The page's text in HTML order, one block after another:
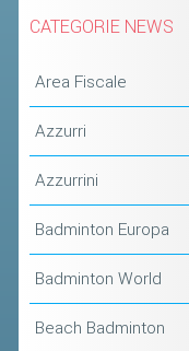
CATEGORIE NEWS
Area Fiscale
Azzurri
Azzurrini
Badminton Europa
Badminton World
Beach Badminton